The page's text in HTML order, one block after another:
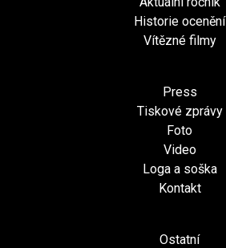
Historie ocenění
Vítězné filmy
Press
Tiskové zprávy
Foto
Video
Loga a soška
Kontakt
Ostatní